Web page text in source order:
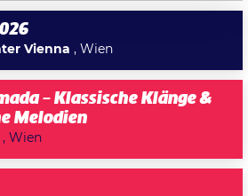
Vienna , Wien
– Klassische Klänge &
Melodien
, Wien